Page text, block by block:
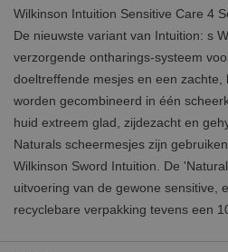
Wilkinson Intuition Sensitive Care 4
De nieuwste variant van Intuition: s
verzorgende ontharings-systeem
doeltreffende mesjes en een
worden gecombineerd in één
huid extreem glad, zijdezacht en
Naturals scheermesjes zijn
Wilkinson Sword Intuition. De
uitvoering van de gewone sensitive,
recyclebare verpakking tevens een